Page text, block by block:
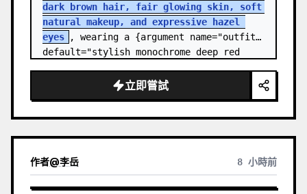
dark brown hair, fair glowing skin, soft
natural makeup, and expressive hazel
eyes
, wearing a {argument name="outfit"
default="stylish monochrome deep red
立即嘗試
作者@李岳 8 小時前